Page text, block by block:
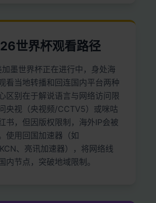
世界杯观看路径
墨世界杯正在进行中，身处海
看当地转播‌和‌回连国内平台‌两种
区别在于解说语言与网络访问限
央视（央视频/CCTV5）或咪咕
书，但因版权限制，海外IP会被
使用‌回国加速器‌（如
、亮讯加速器），将网络线
内节点，突破地域限制。